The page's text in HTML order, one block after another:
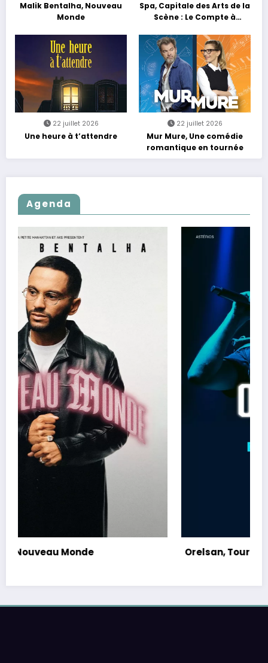
Malik Bentalha, Nouveau
Monde
Spa, Capitale des Arts de la
Scène : Le Compte à
22 juillet 2026
Une heure à t’attendre
22 juillet 2026
Mur Mure, Une comédie
romantique en tournée
Agenda
Orelsan, Tour 2026